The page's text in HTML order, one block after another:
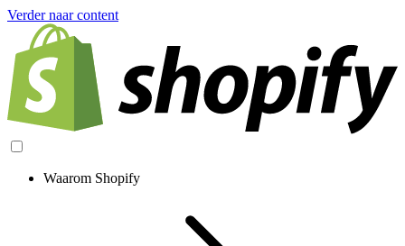
Verder naar content
Waarom Shopify